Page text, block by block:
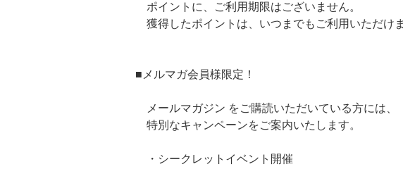
ポイントに、ご利用期限はございません。
獲得したポイントは、いつまでもご利用いただけま
■メルマガ会員様限定！
メールマガジン をご購読いただいている方には、
特別なキャンペーンをご案内いたします。
・シークレットイベント開催